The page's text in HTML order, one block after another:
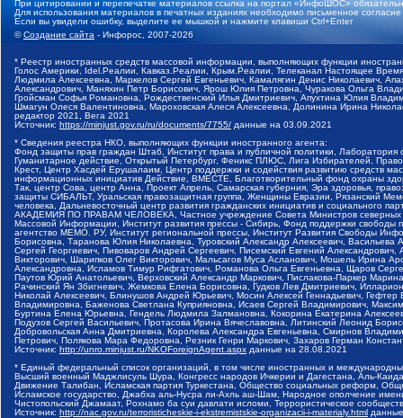
При цитировании и перепечатке материалов ссылка на портал «ИнфоШОС»
Для использования материалов в печатных изданиях необходимо письменное
Если вы увидели ошибку, выделите ее мышкой и нажмите клавиши Ctrl+Enter
©Создание сайта - Инфорос, 2007-2026
* Реестр иностранных средств массовой информации, выполняющих функции
Голос Америки, Idel.Реалии, Кавказ.Реалии, Крым.Реалии, Телеканал Настоящее
Людмила Алексеевна, Маркелов Сергей Евгеньевич, Камалягин Денис Николаевич,
Александрович, Маняхин Петр Борисович, Ярош Юлия Петровна, Чуракова Ольга
Гройсман Софья Романовна, Рождественский Илья Дмитриевич, Апухтина Юлия
Шмагун Олеся Валентиновна, Мароховская Алеся Алексеевна, Долинина Ирина
редактор 2021, Вега 2021
Источник: https://minjust.gov.ru/ru/documents/7755/ данные на 03.09.2021
* Сведения реестра НКО, выполняющих функции иностранного агента:
Фонд защиты прав граждан Штаб, Институт права и публичной политики,
Гуманитарное действие, Открытый Петербург, Феникс ПЛЮС, Лига Избирателей,
Крест, Центр Хасдей Ерушалаим, Центр поддержки и содействия развитию средств
информационных инициатив Действие, ВМЕСТЕ, Благотворительный фонд охраны
Так, центр Сова, центр Анна, Проект Апрель, Самарская губерния, Эра здоровья,
защиты СИБАЛЬТ, Уральская правозащитная группа, Женщины Евразии, Рязанский
человека, Дальневосточный центр развития гражданских инициатив и социального
АКАДЕМИЯ ПО ПРАВАМ ЧЕЛОВЕКА, Частное учреждение Совета Министров северных
Массовой Информации, Институт развития прессы - Сибирь, Фонд поддержки
агентство МЕМО. РУ, Институт региональной прессы, Институт Развития Свободы
Борисовна, Таранова Юлия Николаевна, Туровский Александр Алексеевич,
Сергей Георгиевич, Пивоваров Андрей Сергеевич, Писемский Евгений
Викторович, Шарипков Олег Викторович, Мальсагов Муса Асланович, Мошель Ирина
Александровна, Исламов Тимур Рифгатович, Романова Ольга Евгеньевна, Щаров
Паутов Юрий Анатольевич, Верховский Александр Маркович, Пислакова-Паркер
Рачинский Ян Збигневич, Жемкова Елена Борисовна, Гудков Лев Дмитриевич,
Николай Алексеевич, Блинушов Андрей Юрьевич, Мосин Алексей Геннадьевич,
Владимировна, Баженова Светлана Куприяновна, Исаев Сергей Владимирович,
Буртина Елена Юрьевна, Гендель Людмила Залмановна, Кокорина Екатерина
Подузов Сергей Васильевич, Протасова Ирина Вячеславовна, Литинский Леонид
Добровольская Анна Дмитриевна, Королева Александра Евгеньевна, Смирнов
Петрович, Полякова Мара Федоровна, Резник Генри Маркович, Захаров Герман
Источник: http://unro.minjust.ru/NKOForeignAgent.aspx данные на 28.08.2021
* Единый федеральный список организаций, в том числе иностранных и
Высший военный Маджлисуль Шура, Конгресс народов Ичкерии и Дагестана, Аль-
Движение Талибан, Исламская партия Туркестана, Общество социальных реформ,
Исламское государство, Джабха аль-Нусра ли-Ахль аш-Шам, Народное ополчение
Чистопольский Джамаат, Рохнамо ба суи давлати исломи, Террористическое
Источник: http://nac.gov.ru/terroristicheskie-i-ekstremistskie-organizacii-i-materialy.html